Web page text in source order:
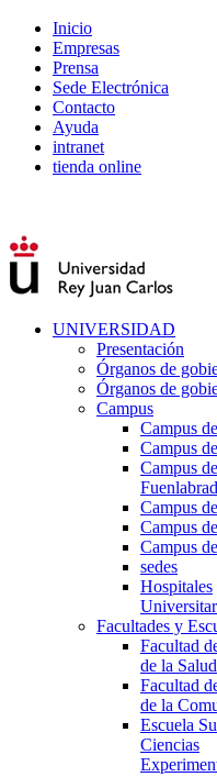
Inicio
Empresas
Prensa
Sede Electrónica
Contacto
Ayuda
intranet
tienda online
UNIVERSIDAD
Presentación
Órganos de
Órganos de
Campus
Campus
Campus
Campus de
Campus
Campus
Campus
sedes
Hospitales
Facultades y
Facultad
de la Salud
Facultad
de la
Escuela
Ciencias